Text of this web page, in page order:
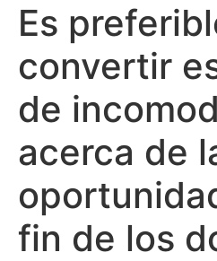
Es
convertir
de
acerca de
fin de los